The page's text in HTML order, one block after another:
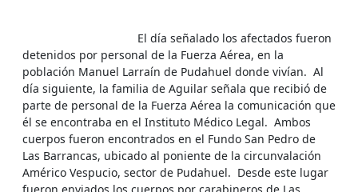
El día señalado los afectados fueron
detenidos por personal de la Fuerza Aérea, en la
población Manuel Larraín de Pudahuel donde vivían. Al
día siguiente, la familia de Aguilar señala que recibió de
parte de personal de la Fuerza Aérea la comunicación que
él se encontraba en el Instituto Médico Legal. Ambos
cuerpos fueron encontrados en el Fundo San Pedro de
Las Barrancas, ubicado al poniente de la circunvalación
Américo Vespucio, sector de Pudahuel. Desde este lugar